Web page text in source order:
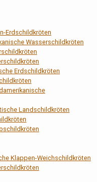
Erdschildkröten
Wasserschildkröten
Erdschildkröten
Landschildkröten
Klappen-Weichschildkröten